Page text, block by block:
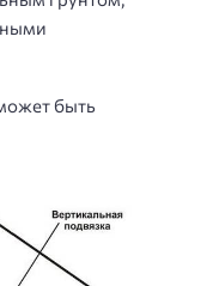
быть